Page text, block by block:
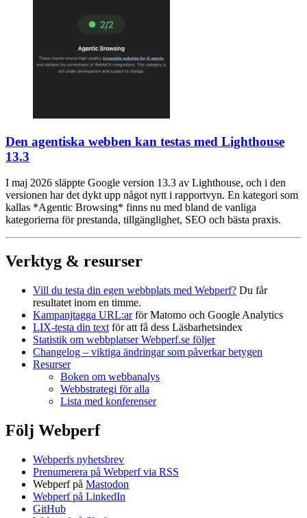
Den agentiska webben kan testas med Lighthouse
13.3
I maj 2026 släppte Google version 13.3 av Lighthouse, och i den
versionen har det dykt upp något nytt i rapportvyn. En kategori som
kallas *Agentic Browsing* finns nu med bland de vanliga
kategorierna för prestanda, tillgänglighet, SEO och bästa praxis.
Verktyg & resurser
Vill du testa din egen webbplats med Webperf? Du får
resultatet inom en timme.
Kampanjtagga URL:arför Matomo och Google Analytics
LIX-testa din text för att få dess Läsbarhetsindex
Statistik om webbplatser Webperf.se följer
Changelog – viktiga ändringar som påverkar betygen
Resurser
Boken om webbanalys
Webbstrategi för alla
Lista med konferenser
Följ Webperf
Webperfs nyhetsbrev
Prenumerera på Webperf via RSS
Webperf på Mastodon
Webperf på LinkedIn
GitHub